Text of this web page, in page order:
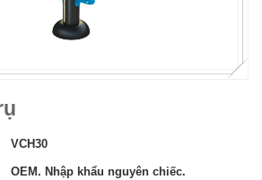
VCH30
OEM. Nhập khẩu nguyên chiếc.